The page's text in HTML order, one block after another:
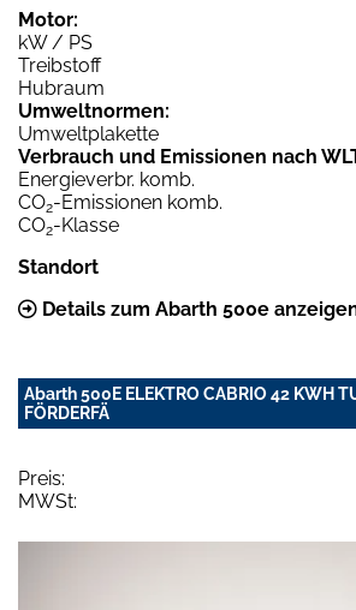
Motor:
kW / PS
Treibstoff
Hubraum
Umweltnormen:
Umweltplakette
Verbrauch und Emissionen nach
Energieverbr. komb.
CO2-Emissionen komb.
CO2-Klasse
Standort
Details zum Abarth 500e
Abarth 500E ELEKTRO CABRIO 42 KWH
FÖRDERFÄ
Preis:
MWSt: